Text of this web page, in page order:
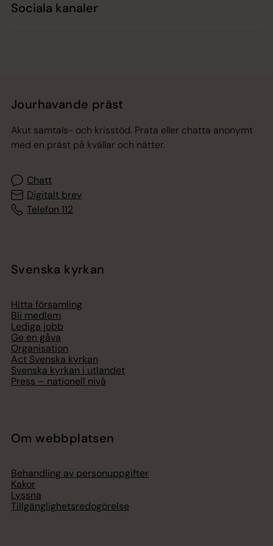
Sociala kanaler
Jourhavande präst
Akut samtals- och krisstöd. Prata eller chatta anonymt
med en präst på kvällar och nätter.
Chatt
Digitalt brev
Telefon 112
Svenska kyrkan
Hitta församling
Bli medlem
Lediga jobb
Ge en gåva
Organisation
Act Svenska kyrkan
Svenska kyrkan i utlandet
Press – nationell nivå
Om webbplatsen
Behandling av personuppgifter
Kakor
Lyssna
Tillgänglighetsredogörelse